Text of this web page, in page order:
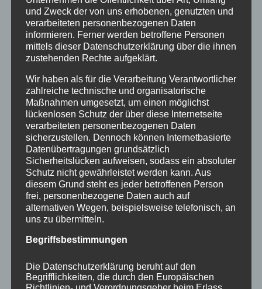
CURA SPORT MUSCLE FIT
55,36€ Enthält 7% Mehrwertsteuer zzgl.Versand
Lieferzeit: sofort lieferbar
In den Warenkorb
und Zweck der von uns erhobenen, genutzten und
verarbeiteten personenbezogenen Daten
informieren. Ferner werden betroffene Personen
mittels dieser Datenschutzerklärung über die ihnen
zustehenden Rechte aufgeklärt.
Wir haben als für die Verarbeitung Verantwortlicher
zahlreiche technische und organisatorische
Maßnahmen umgesetzt, um einen möglichst
lückenlosen Schutz der über diese Internetseite
verarbeiteten personenbezogenen Daten
sicherzustellen. Dennoch können Internetbasierte
Datenübertragungen grundsätzlich
Sicherheitslücken aufweisen, sodass ein absoluter
Schutz nicht gewährleistet werden kann. Aus
diesem Grund steht es jeder betroffenen Person
frei, personenbezogene Daten auch auf
alternativen Wegen, beispielsweise telefonisch, an
uns zu übermitteln.
Begriffsbestimmungen
Die Datenschutzerklärung beruht auf den
Begrifflichkeiten, die durch den Europäischen